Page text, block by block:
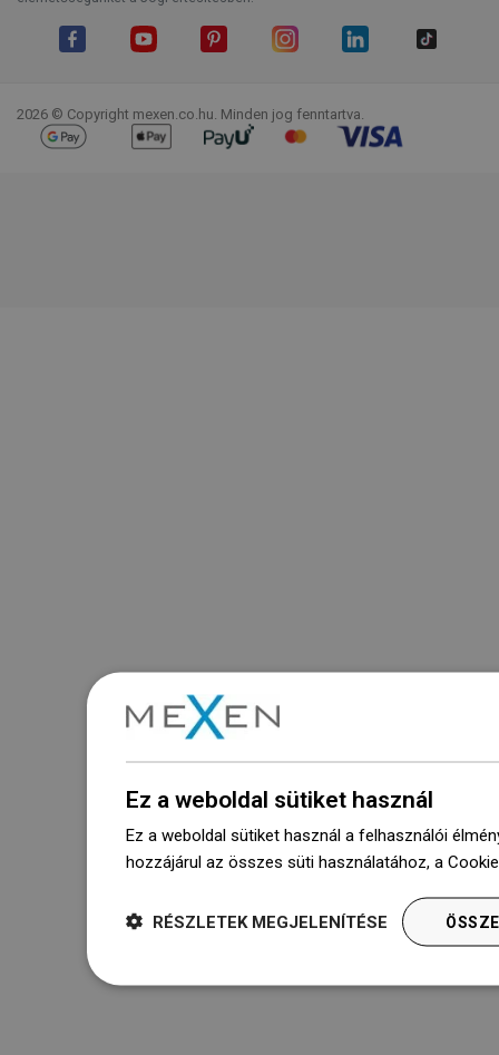
2026 © Copyright mexen.co.hu. Minden jog fenntartva.
Ez a weboldal sütiket használ
Ez a weboldal sütiket használ a felhasználói
hozzájárul az összes süti használatához, a
RÉSZLETEK MEGJELENÍTÉSE